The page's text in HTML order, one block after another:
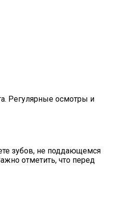
Регулярные осмотры и
зубов, не поддающемся
отметить, что перед